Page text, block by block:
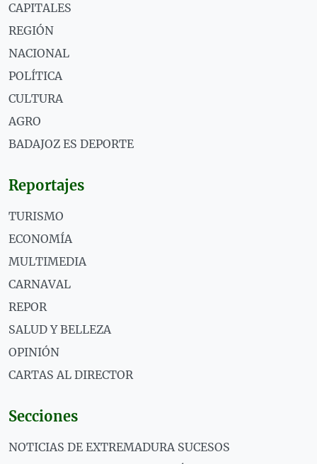
CAPITALES
REGIÓN
NACIONAL
POLÍTICA
CULTURA
AGRO
BADAJOZ ES DEPORTE
Reportajes
TURISMO
ECONOMÍA
MULTIMEDIA
CARNAVAL
REPOR
SALUD Y BELLEZA
OPINIÓN
CARTAS AL DIRECTOR
Secciones
NOTICIAS DE EXTREMADURA SUCESOS